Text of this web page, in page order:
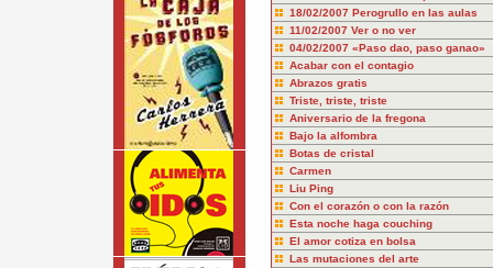
18/02/2007 Perogrullo en las aulas
11/02/2007 Ver o no ver
04/02/2007 «Paso dao, paso ganao»
Acabar con el contagio
Abrazos gratis
Triste, triste, triste
Aniversario de la fregona
Bajo la alfombra
Botas de cristal
Carmen
Liu Ping
Con el corazón o con la razón
Esta noche haga couching
El amor cotiza en bolsa
Las mutaciones del arte